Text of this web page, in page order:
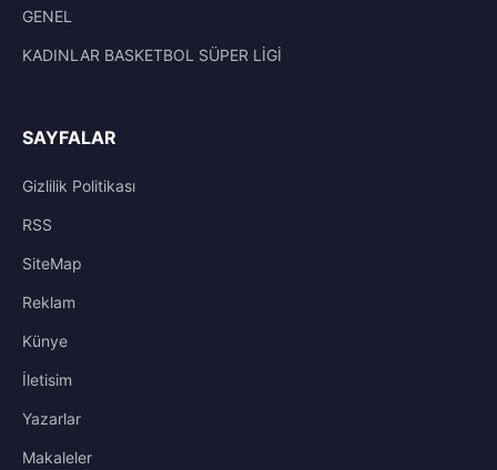
GENEL
KADINLAR BASKETBOL SÜPER LİGİ
SAYFALAR
Gizlilik Politikası
RSS
SiteMap
Reklam
Künye
İletisim
Yazarlar
Makaleler